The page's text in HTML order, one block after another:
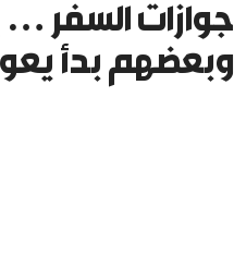
جوازات السفر …
وبعضهم بدأ